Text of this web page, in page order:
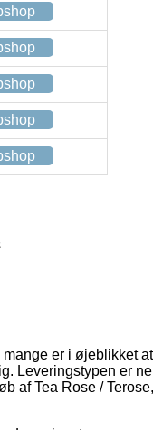
er i øjeblikket
Leveringstypen er
af Tea Rose / Terose,